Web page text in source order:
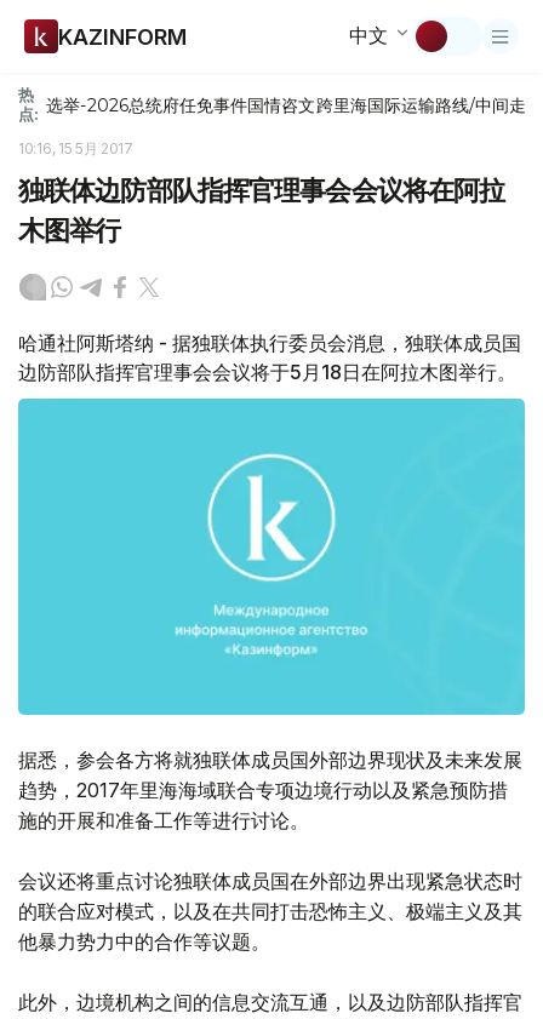
KAZINFORM 中文
热
点: 选举-2026总统府任免事件国情咨文跨里海国际运输路线/中间走廊
10:16, 15 5月 2017
独联体边防部队指挥官理事会会议将在阿拉
木图举行
哈通社阿斯塔纳 - 据独联体执行委员会消息，独联体成员国
边防部队指挥官理事会会议将于5月18日在阿拉木图举行。
据悉，参会各方将就独联体成员国外部边界现状及未来发展
趋势，2017年里海海域联合专项边境行动以及紧急预防措
施的开展和准备工作等进行讨论。
会议还将重点讨论独联体成员国在外部边界出现紧急状态时
的联合应对模式，以及在共同打击恐怖主义、极端主义及其
他暴力势力中的合作等议题。
此外，边境机构之间的信息交流互通，以及边防部队指挥官